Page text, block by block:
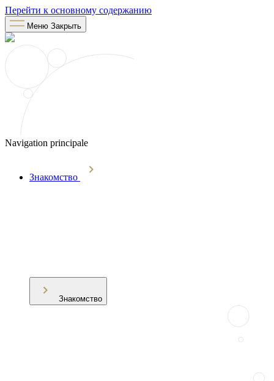
Перейти к основному содержанию
Меню Закрыть
Navigation principale
Знакомство
Знакомство